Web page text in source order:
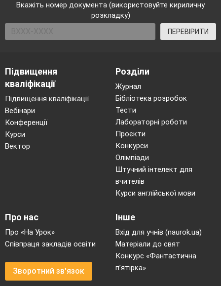
Вкажіть номер документа (використовуйте кириличну
розкладку)
ПЕРЕВІРИТИ
Підвищення
кваліфікації
Підвищення кваліфікації
Вебінари
Конференції
Курси
Вектор
Розділи
Журнал
Бібліотека розробок
Тести
Лабораторні роботи
Проєкти
Конкурси
Олімпіади
Штучний інтелект для
вчителів
Курси англійської мови
Про нас
Про «На Урок»
Співпраця закладів освіти
Зворотний зв'язок
Інше
Вхід для учнів (naurok.ua)
Матеріали до свят
Конкурс «Фантастична
п’ятірка»